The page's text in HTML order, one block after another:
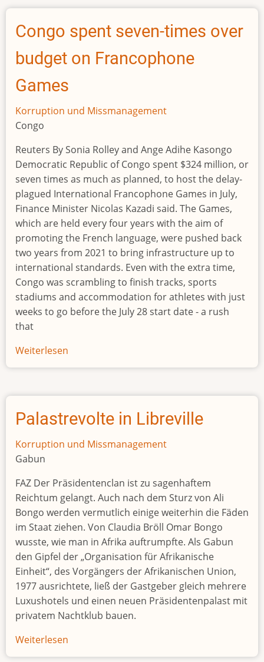
of
reject
to
yacht
Congo spent seven-times over
budget on Francophone
Games
Korruption und Missmanagement
Congo
Reuters By Sonia Rolley and Ange Adihe Kasongo
Democratic Republic of Congo spent $324 million, or
seven times as much as planned, to host the delay-
plagued International Francophone Games in July,
Finance Minister Nicolas Kazadi said. The Games,
which are held every four years with the aim of
promoting the French language, were pushed back
two years from 2021 to bring infrastructure up to
international standards. Even with the extra time,
Congo was scrambling to finish tracks, sports
stadiums and accommodation for athletes with just
weeks to go before the July 28 start date - a rush
that
Weiterlesen
Congo
seven-
over
budget
Games
Palastrevolte in Libreville
Korruption und Missmanagement
Gabun
FAZ Der Präsidentenclan ist zu sagenhaftem
Reichtum gelangt. Auch nach dem Sturz von Ali
Bongo werden vermutlich einige weiterhin die Fäden
im Staat ziehen. Von Claudia Bröll Omar Bongo
wusste, wie man in Afrika auftrumpfte. Als Gabun
den Gipfel der „Organisation für Afrikanische
Einheit“, des Vorgängers der Afrikanischen Union,
1977 ausrichtete, ließ der Gastgeber gleich mehrere
Luxushotels und einen neuen Präsidentenpalast mit
privatem Nachtklub bauen.
Weiterlesen
Palastrevolte